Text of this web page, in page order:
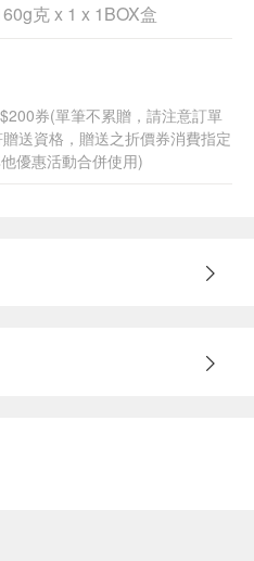
克 x 1 x 1BOX盒
券(單筆不累贈，請注意訂單
送資格，贈送之折價券消費指定
優惠活動合併使用)